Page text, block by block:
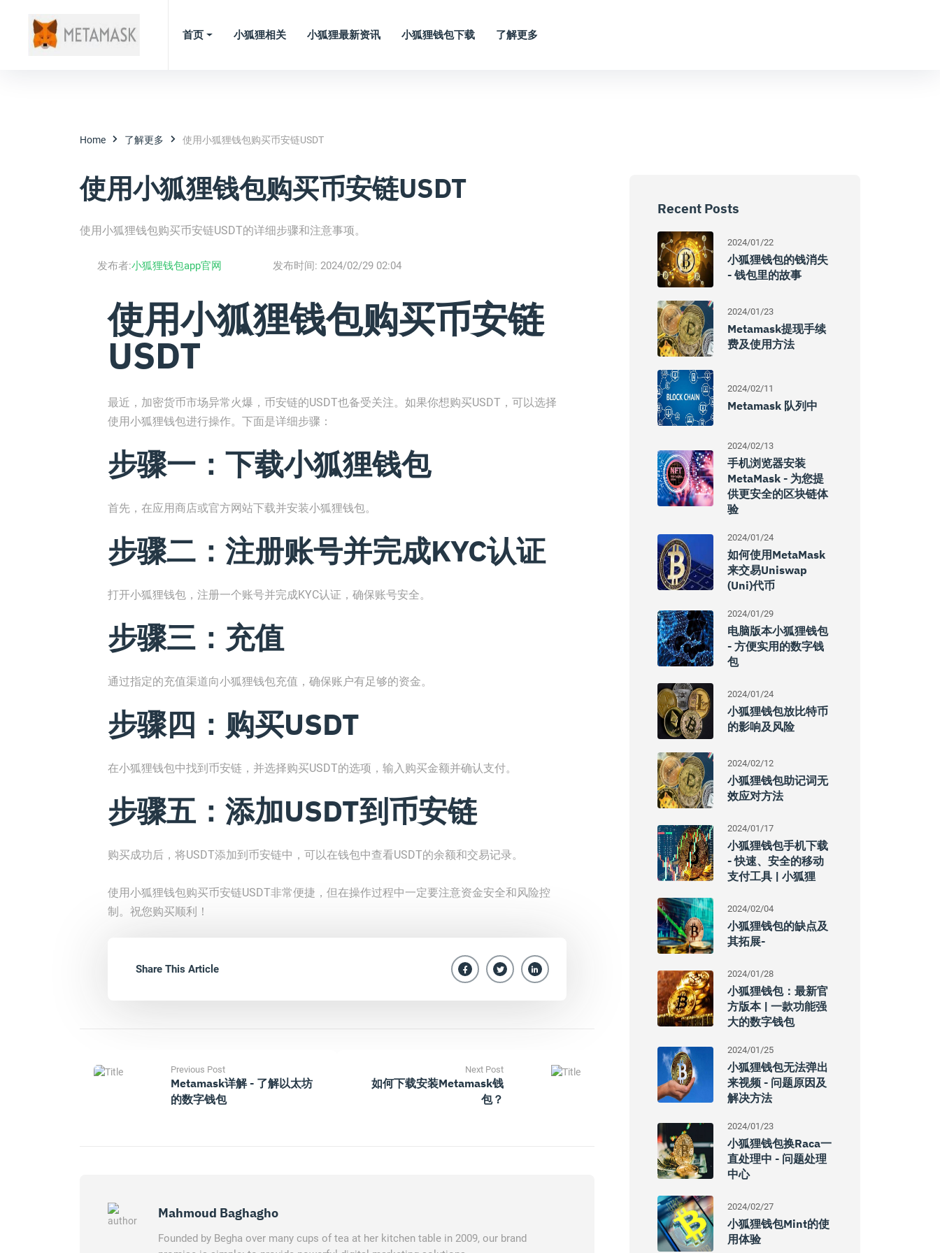
首页 小狐狸相关 小狐狸最新资讯 小狐狸钱包下载 了解更多
Home 了解更多 使用小狐狸钱包购买币安链USDT
使用小狐狸钱包购买币安链USDT
使用小狐狸钱包购买币安链USDT的详细步骤和注意事项。
发布者:小狐狸钱包app官网 发布时间: 2024/02/29 02:04
使用小狐狸钱包购买币安链
USDT
最近，加密货币市场异常火爆，币安链的USDT也备受关注。如果你想购买USDT，可以选择
使用小狐狸钱包进行操作。下面是详细步骤：
步骤一：下载小狐狸钱包
首先，在应用商店或官方网站下载并安装小狐狸钱包。
步骤二：注册账号并完成KYC认证
打开小狐狸钱包，注册一个账号并完成KYC认证，确保账号安全。
步骤三：充值
通过指定的充值渠道向小狐狸钱包充值，确保账户有足够的资金。
步骤四：购买USDT
在小狐狸钱包中找到币安链，并选择购买USDT的选项，输入购买金额并确认支付。
步骤五：添加USDT到币安链
购买成功后，将USDT添加到币安链中，可以在钱包中查看USDT的余额和交易记录。
使用小狐狸钱包购买币安链USDT非常便捷，但在操作过程中一定要注意资金安全和风险控
制。祝您购买顺利！
Share This Article
Previous Post
Metamask详解 - 了解以太坊
的数字钱包
Next Post
如何下载安装Metamask钱
包？
Mahmoud Baghagho
Founded by Begha over many cups of tea at her kitchen table in 2009, our brand
Recent Posts
2024/01/22
小狐狸钱包的钱消失
- 钱包里的故事
2024/01/23
Metamask提现手续
费及使用方法
2024/02/11
Metamask 队列中
2024/02/13
手机浏览器安装
MetaMask - 为您提
供更安全的区块链体
验
2024/01/24
如何使用MetaMask
来交易Uniswap
(Uni)代币
2024/01/29
电脑版本小狐狸钱包
- 方便实用的数字钱
包
2024/01/24
小狐狸钱包放比特币
的影响及风险
2024/02/12
小狐狸钱包助记词无
效应对方法
2024/01/17
小狐狸钱包手机下载
- 快速、安全的移动
支付工具 | 小狐狸
2024/02/04
小狐狸钱包的缺点及
其拓展-
2024/01/28
小狐狸钱包：最新官
方版本 | 一款功能强
大的数字钱包
2024/01/25
小狐狸钱包无法弹出
来视频 - 问题原因及
解决方法
2024/01/23
小狐狸钱包换raca一
直处理中 - 问题处理
中心
2024/02/27
小狐狸钱包mint的使
用体验